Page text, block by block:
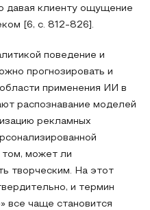
давая клиенту ощущение
[6, c. 812-826].
поведение и
прогнозировать и
применения ИИ в
распознавание моделей
рекламных
том, может ли
творческим. На этот
и термин
все чаще становится